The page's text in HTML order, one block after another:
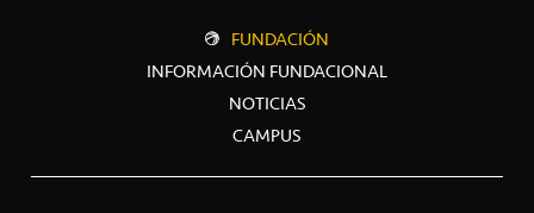
FUNDACIÓN
INFORMACIÓN FUNDACIONAL
NOTICIAS
CAMPUS